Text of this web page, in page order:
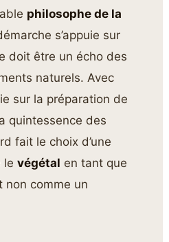
philosophe de la
s’appuie sur
doit être un écho des
naturels. Avec
sur la préparation de
quintessence des
fait le choix d’une
levégétal en tant que
non comme un